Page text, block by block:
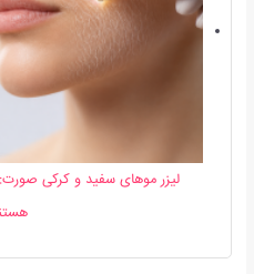
لیزر موهای سفید و کرکی